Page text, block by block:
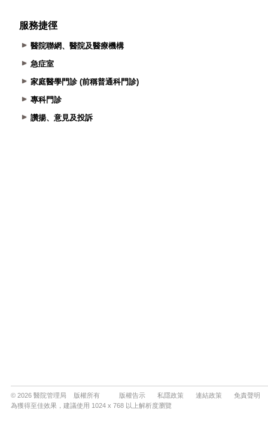
服務捷徑
醫院聯網、醫院及醫療機構
急症室
家庭醫學門診 (前稱普通科門診)
專科門診
讚揚、意見及投訴
© 2026 醫院管理局 版權所有 版權告示 私隱政策 連結政策
免責聲明
為獲得至佳效果，建議使用 1024 x 768 以上解析度瀏覽